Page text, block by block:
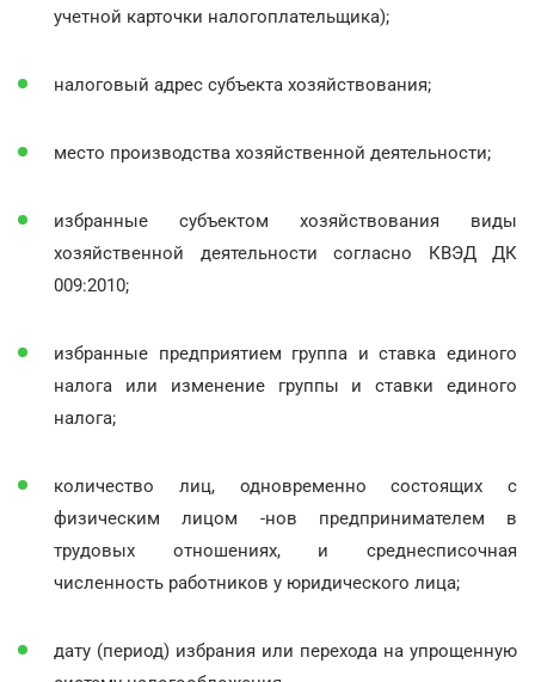
учетной карточки налогоплательщика);
налоговый адрес субъекта хозяйствования;
место производства хозяйственной деятельности;
избранные субъектом хозяйствования виды
хозяйственной деятельности согласно КВЭД ДК
009:2010;
избранные предприятием группа и ставка единого
налога или изменение группы и ставки единого
налога;
количество лиц, одновременно состоящих с
физическим лицом -нов предпринимателем в
трудовых отношениях, и среднесписочная
численность работников у юридического лица;
дату (период) избрания или перехода на упрощенную